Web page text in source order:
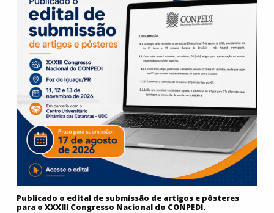
Publicado o edital de submissão de artigos e pôsteres
para o XXXIII Congresso Nacional do CONPEDI.